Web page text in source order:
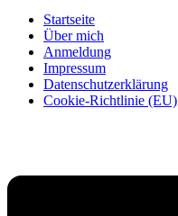
Startseite
Über mich
Anmeldung
Impressum
Datenschutzerklärung
Cookie-Richtlinie (EU)